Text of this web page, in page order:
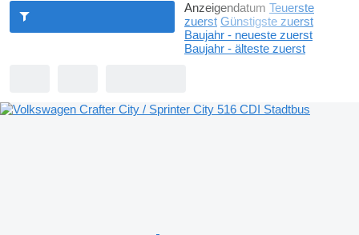
Anzeigendatum Teuerste
zuerst Günstigste zuerst
Baujahr - neueste zuerst
Baujahr - älteste zuerst